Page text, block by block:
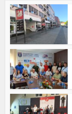
satın al
Panel
Panel
Panel
Panel
Panel